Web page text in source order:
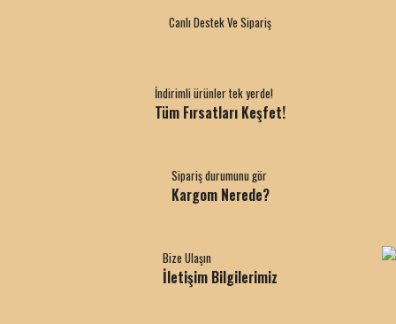
Canlı Destek Ve Sipariş
İndirimli ürünler tek yerde!
Tüm Fırsatları Keşfet!
Sipariş durumunu gör
Kargom Nerede?
Bize Ulaşın
İletişim Bilgilerimiz